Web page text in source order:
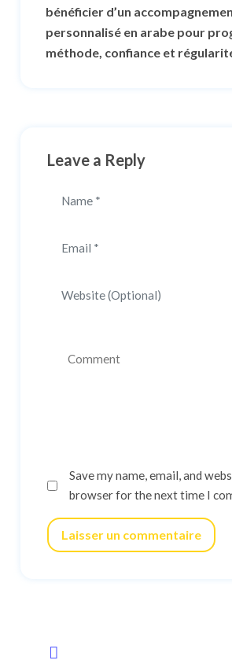
bénéficier d’un
personnalisé en arabe pour
méthode, confiance et
Leave a Reply
Save my name, email, and
browser for the next time I
Laisser un commentaire